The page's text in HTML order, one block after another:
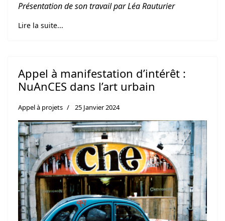
Présentation de son travail par Léa Rauturier
Lire la suite...
Appel à manifestation d’intérêt :
NuAnCES dans l’art urbain
Appel à projets 25 Janvier 2024